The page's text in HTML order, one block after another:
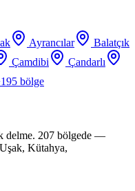
Ayrancılar
Balatçık
Çamdibi
Çandarlı
195 bölge
delme. 207 bölgede —
Kütahya,